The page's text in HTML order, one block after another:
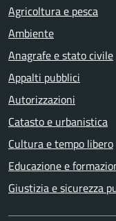
Agricoltura e pesca
Ambiente
Anagrafe e stato civile
Appalti pubblici
Autorizzazioni
Catasto e urbanistica
Cultura e tempo libero
Educazione e
Giustizia e sicurezza